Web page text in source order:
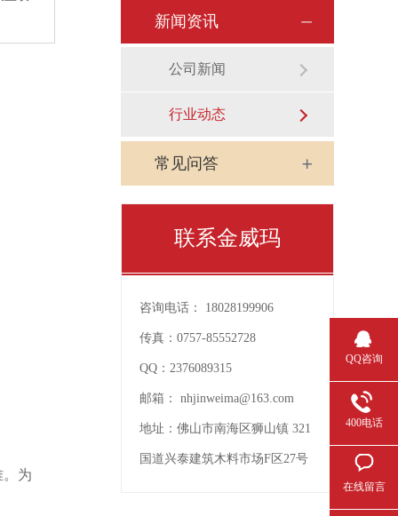
为
新闻资讯
公司新闻
行业动态
常见问答
联系金威玛
咨询电话： 18028199906
传真： 0757-85552728
QQ： 2376089315
邮箱： nhjinweima@163.com
地址： 佛山市南海区狮山镇 321
国道兴泰建筑木料市场F区27号
QQ咨询
400电话
在线留言